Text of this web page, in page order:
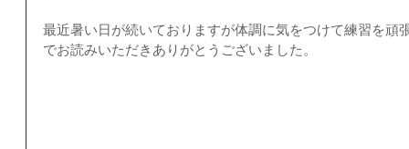
最近暑い日が続いておりますが体調に気をつけて練習を頑
でお読みいただきありがとうございました。